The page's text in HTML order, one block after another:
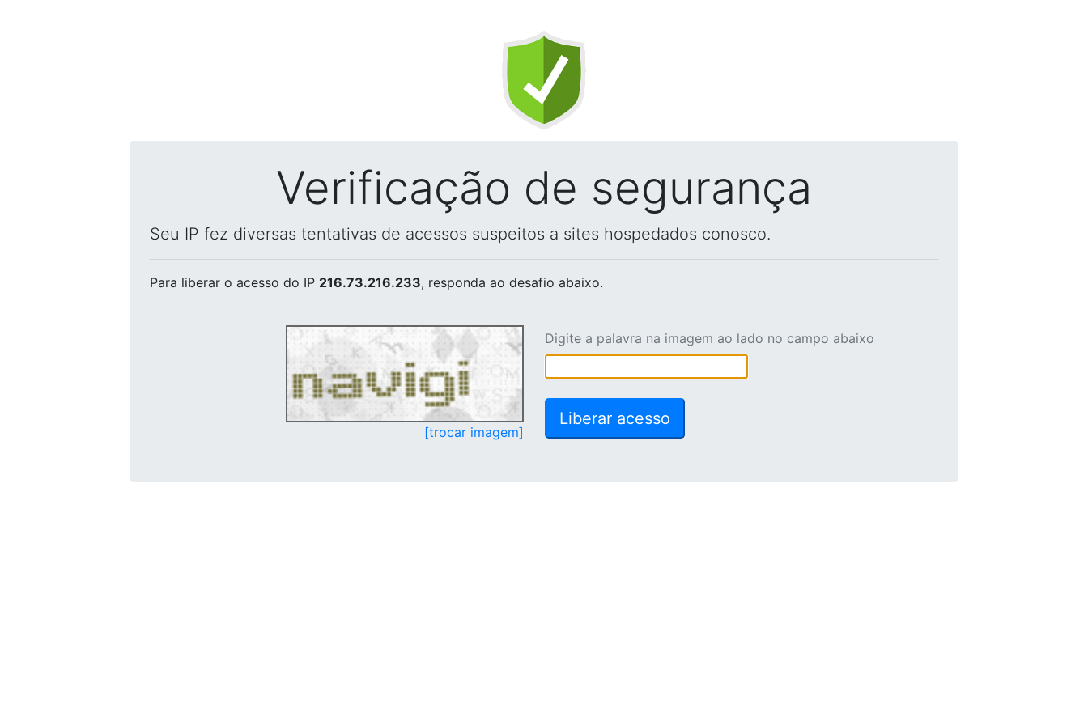
Verificação de segurança
Seu IP fez diversas tentativas de acessos suspeitos a sites hospedados conosco.
Para liberar o acesso do IP 216.73.216.233, responda ao desafio abaixo.
[trocar imagem]
Digite a palavra na imagem ao lado no campo abaixo